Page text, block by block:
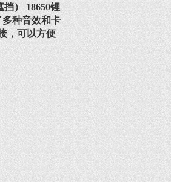
） 18650锂
种音效和卡
，可以方便